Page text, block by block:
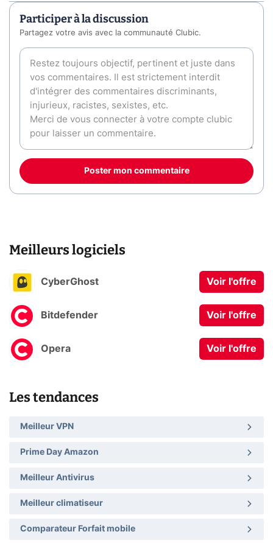
Participer à la discussion
Partagez votre avis avec la communauté Clubic.
Poster mon commentaire
Meilleurs logiciels
CyberGhost Voir l'offre
Bitdefender Voir l'offre
Opera Voir l'offre
Les tendances
Meilleur VPN
Prime Day Amazon
Meilleur Antivirus
Meilleur climatiseur
Comparateur Forfait mobile